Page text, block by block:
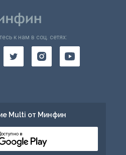
к нам в соц. сетях:
Multi от Минфин
в